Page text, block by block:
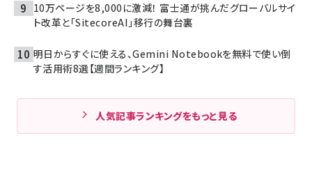
10万ページを8,000に激減！ 富士通が挑んだグローバルサイ
ト改革と「SitecoreAI」移行の舞台裏
明日からすぐに使える、Gemini Notebookを無料で使い倒
す活用術8選【週間ランキング】
人気記事ランキングをもっと見る